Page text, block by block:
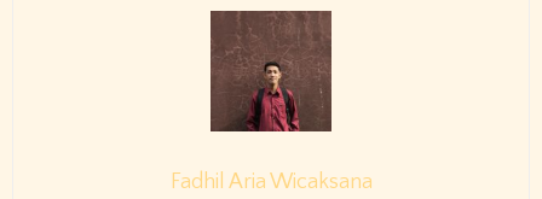
Fadhil Aria Wicaksana